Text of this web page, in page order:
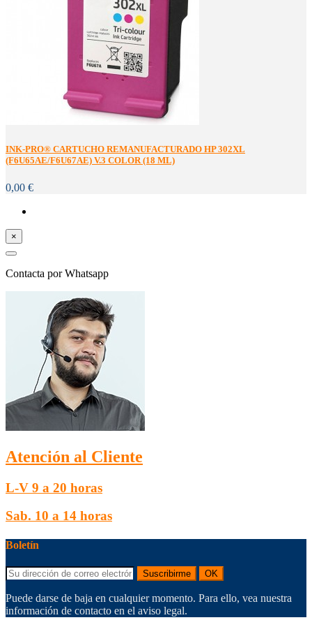
INK-PRO® CARTUCHO REMANUFACTURADO HP 302XL
(F6U65AE/F6U67AE) V.3 COLOR (18 ML)
0,00 €
×
Contacta por Whatsapp
Atención al Cliente
L-V 9 a 20 horas
Sab. 10 a 14 horas
Boletín
Suscribirme OK
Puede darse de baja en cualquier momento. Para ello, vea nuestra
información de contacto en el aviso legal.